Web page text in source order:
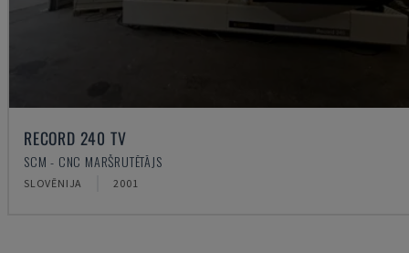
RECORD 240 TV
SCM - CNC MARŠRUTĒTĀJS
SLOVĒNIJA 2001